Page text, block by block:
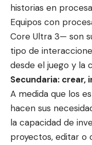
historias en
Equipos con
Core Ultra 3— son
tipo de
desde el juego y la
Secundaria: crear,
A medida que los
hacen sus
la capacidad de
proyectos, editar o